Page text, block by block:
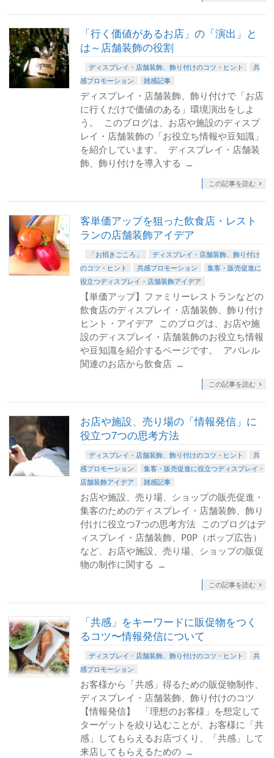
「行く価値があるお店」の「演出」と
は～店舗装飾の役割
ディスプレイ・店舗装飾、飾り付けのコツ・ヒント
共
感プロモーション
雑感記事
ディスプレイ・店舗装飾、飾り付けで「お店
に行くだけで価値のある」環境演出をしよ
う。 このブログは、お店や施設のディスプ
レイ・店舗装飾の「お役立ち情報や豆知識」
を紹介しています。 ディスプレイ・店舗装
飾、飾り付けを導入する …
この記事を読む
客単価アップを狙った飲食店・レスト
ランの店舗装飾アイデア
「お招きごころ」
ディスプレイ・店舗装飾、飾り付け
のコツ・ヒント
共感プロモーション
集客・販売促進に
役立つディスプレイ・店舗装飾アイデア
【単価アップ】ファミリーレストランなどの
飲食店のディスプレイ・店舗装飾、飾り付け
ヒント・アイデア このブログは、お店や施
設のディスプレイ・店舗装飾のお役立ち情報
や豆知識を紹介するページです。 アパレル
関連のお店から飲食店 …
この記事を読む
お店や施設、売り場の「情報発信」に
役立つ7つの思考方法
ディスプレイ・店舗装飾、飾り付けのコツ・ヒント
共
感プロモーション
集客・販売促進に役立つディスプレイ・
店舗装飾アイデア
雑感記事
お店や施設、売り場、ショップの販売促進・
集客のためのディスプレイ・店舗装飾、飾り
付けに役立つ7つの思考方法 このブログはデ
ィスプレイ・店舗装飾、POP（ポップ広告）
など、お店や施設、売り場、ショップの販促
物の制作に関する …
この記事を読む
「共感」をキーワードに販促物をつく
るコツ〜情報発信について
ディスプレイ・店舗装飾、飾り付けのコツ・ヒント
共
感プロモーション
お客様から「共感」得るための販促物制作、
ディスプレイ・店舗装飾、飾り付けのコツ
【情報発信】 「理想のお客様」を想定して
ターゲットを絞り込むことが、お客様に「共
感」してもらえるお店づくり、「共感」して
来店してもらえるための …